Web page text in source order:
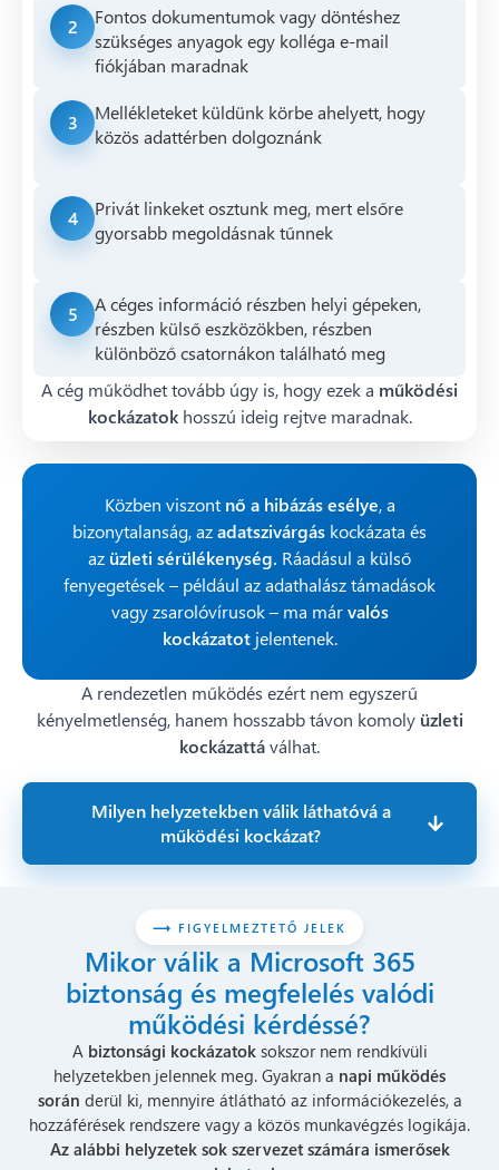
2
Fontos dokumentumok vagy döntéshez
szükséges anyagok egy kolléga e-mail
fiókjában maradnak
3
Mellékleteket küldünk körbe ahelyett, hogy
közös adattérben dolgoznánk
4
Privát linkeket osztunk meg, mert elsőre
gyorsabb megoldásnak tűnnek
5
A céges információ részben helyi gépeken,
részben külső eszközökben, részben
különböző csatornákon található meg
A cég működhet tovább úgy is, hogy ezek a működési
kockázatokhosszú ideig rejtve maradnak.
Közben viszont nő a hibázás esélye, a
bizonytalanság, azadatszivárgás kockázata és
az üzleti sérülékenység. Ráadásul a külső
fenyegetések – például az adathalász támadások
vagy zsarolóvírusok – ma márvalós
kockázatotjelentenek.
A rendezetlen működés ezért nem egyszerű
kényelmetlenség, hanem hosszabb távon komoly üzleti
kockázattáválhat.
Milyen helyzetekben válik láthatóvá a
működési kockázat?
⟶ FIGYELMEZTETŐ JELEK
Mikor válik a Microsoft 365
biztonság és megfelelés valódi
működési kérdéssé?
A biztonsági kockázatoksokszor nem rendkívüli
helyzetekben jelennek meg. Gyakran a napi működés
során derül ki, mennyire átlátható az információkezelés, a
hozzáférések rendszere vagy a közös munkavégzés logikája.
Az alábbi helyzetek sok szervezet számára ismerősek